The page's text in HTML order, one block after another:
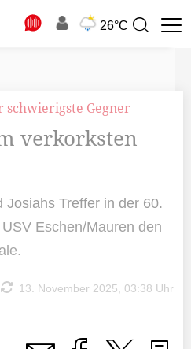
26°C
Suchbegriff
Gegner
verkorksten
Josiahs Treffer in der 60.
Eschen/Mauren den
13. November 2025, 03:38 Uhr